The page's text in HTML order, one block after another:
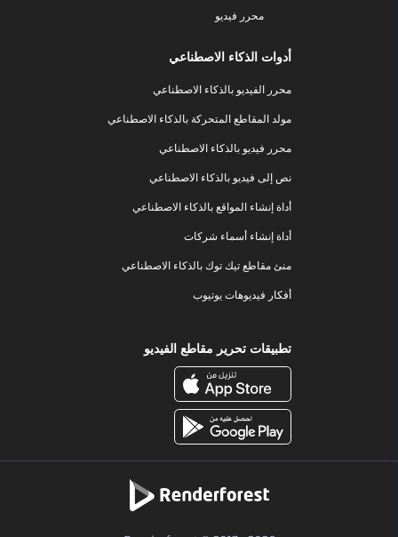
محرر فيديو
أدوات الذكاء الاصطناعي
محرر الفيديو بالذكاء الاصطناعي
مولد المقاطع المتحركة بالذكاء الاصطناعي
محرر فيديو بالذكاء الاصطناعي
نص إلى فيديو بالذكاء الاصطناعي
أداة إنشاء المواقع بالذكاء الاصطناعي
أداة إنشاء أسماء شركات
منئ مقاطع تيك توك بالذكاء الاصطناعي
أفكار فيديوهات يوتيوب
تطبيقات تحرير مقاطع الفيديو